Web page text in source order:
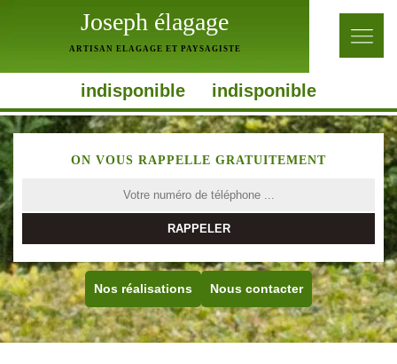
Joseph élagage
ARTISAN ELAGAGE ET PAYSAGISTE
indisponible indisponible
ON VOUS RAPPELLE GRATUITEMENT
Nos réalisations Nous contacter